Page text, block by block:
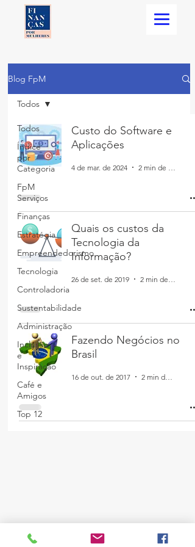
Blog FpM
Todos
Índice
por
Categoria
FpM
Serviços
Finanças
Estratégia
Empreendedorismo
Tecnologia
Controladoria
Sustentabilidade
Administração
Inclusão
e
Inspiração
Café e
Amigos
Top 12
Todos
Custo do Software e
Aplicações
4 de mar. de 2024
Quais os custos da
Tecnologia da
Informação?
26 de set. de 2019
Fazendo Negócios no
Brasil
16 de out. de 2017